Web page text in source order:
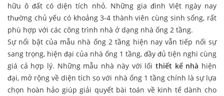
hữu ô đất có diện tích nhỏ. Những gia đình Việt ngày nay
thường chủ yếu có khoảng 3-4 thành viên cùng sinh sống, rất
phù hợp với các công trình nhà ở dạng nhà ống 2 tầng.
Sự nổi bật của mẫu nhà ống 2 tầng hiện nay vẫn tiếp nối sự
sang trọng, hiện đại của nhà ống 1 tầng, đầy đủ tiện nghi cùng
giá cả hợp lý. Những mẫu nhà này với lối thiết kế nhà hiện
đại, mở rộng về diện tích so với nhà ống 1 tầng chính là sự lựa
chọn hoàn hảo giúp giải quyết bài toán về kinh tế dành cho